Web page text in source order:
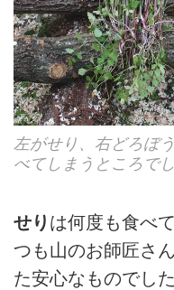
左がせり、右どろぼ
べてしまうところで
せり は何度も食べ
つも山のお師匠さ
た安心なものでした